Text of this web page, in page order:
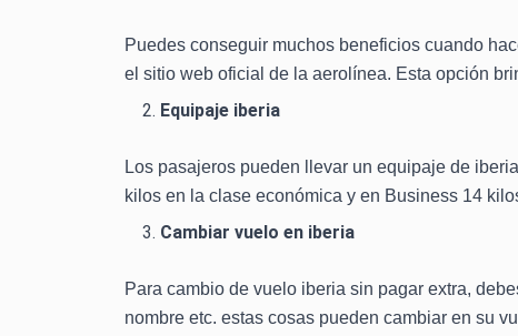
Puedes conseguir muchos beneficios cuando
el sitio web oficial de la aerolínea. Esta opción
Equipaje iberia
Los pasajeros pueden llevar un equipaje de
kilos en la clase económica y en Business 14
Cambiar vuelo en iberia
Para cambio de vuelo iberia sin pagar extra,
nombre etc. estas cosas pueden cambiar en su